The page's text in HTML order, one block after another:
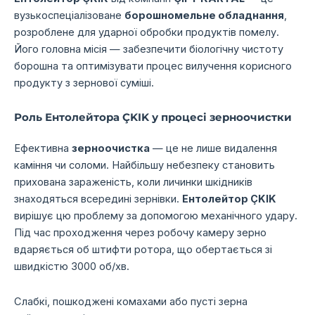
вузькоспеціалізоване борошномельне обладнання,
розроблене для ударної обробки продуктів помелу.
Його головна місія — забезпечити біологічну чистоту
борошна та оптимізувати процес вилучення корисного
продукту з зернової суміші.
Роль Ентолейтора ÇKIK у процесі зерноочистки
Ефективна зерноочистка — це не лише видалення
каміння чи соломи. Найбільшу небезпеку становить
прихована зараженість, коли личинки шкідників
знаходяться всередині зернівки. Ентолейтор ÇKIK
вирішує цю проблему за допомогою механічного удару.
Під час проходження через робочу камеру зерно
вдаряється об штифти ротора, що обертається зі
швидкістю 3000 об/хв.
Слабкі, пошкоджені комахами або пусті зерна